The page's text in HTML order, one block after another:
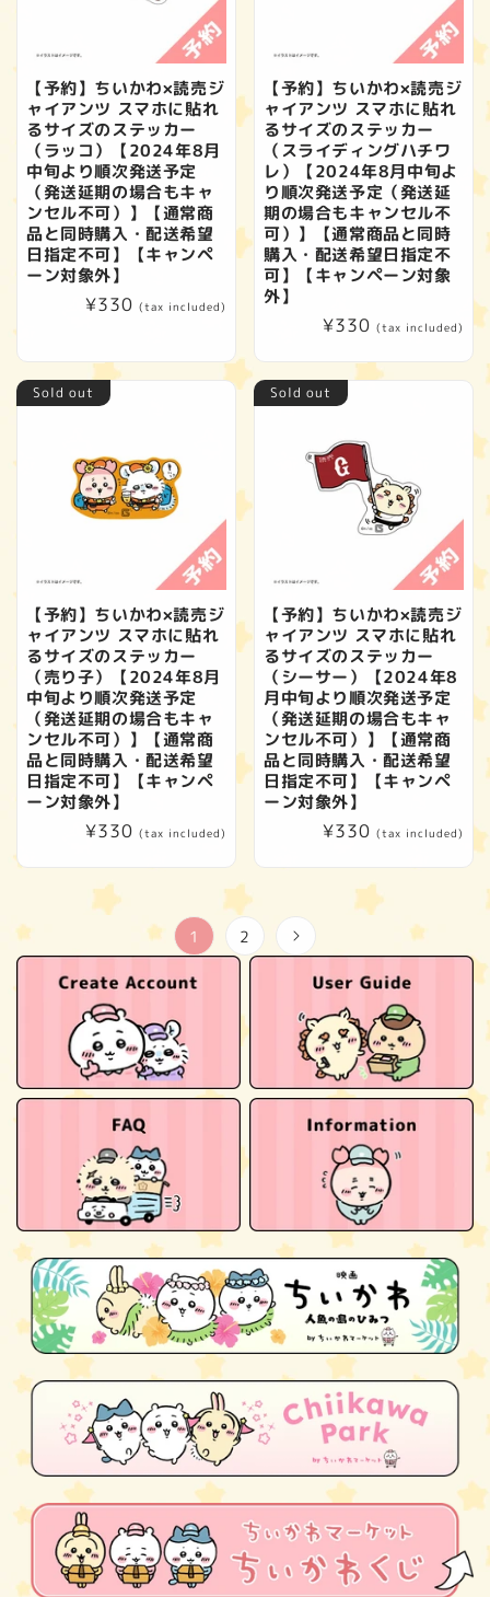
【予約】ちいかわ×読売ジ
ャイアンツ スマホに貼れ
るサイズのステッカー
（ラッコ）【2024年8月
中旬より順次発送予定
（発送延期の場合もキャ
ンセル不可）】【通常商
品と同時購入・配送希望
日指定不可】【キャンペ
ーン対象外】
Regular
¥330 (tax included)
【予約】ちいかわ×読売ジ
ャイアンツ スマホに貼れ
るサイズのステッカー
（スライディングハチワ
レ）【2024年8月中旬よ
り順次発送予定（発送延
期の場合もキャンセル不
可）】【通常商品と同時
購入・配送希望日指定不
可】【キャンペーン対象
外】
Regular
¥330 (tax included)
Sold out
【予約】ちいかわ×読売ジ
ャイアンツ スマホに貼れ
るサイズのステッカー
（売り子）【2024年8月
中旬より順次発送予定
（発送延期の場合もキャ
ンセル不可）】【通常商
品と同時購入・配送希望
日指定不可】【キャンペ
ーン対象外】
Regular
¥330 (tax included)
Sold out
【予約】ちいかわ×読売ジ
ャイアンツ スマホに貼れ
るサイズのステッカー
（シーサー）【2024年8
月中旬より順次発送予定
（発送延期の場合もキャ
ンセル不可）】【通常商
品と同時購入・配送希望
日指定不可】【キャンペ
ーン対象外】
Regular
¥330 (tax included)
1 2